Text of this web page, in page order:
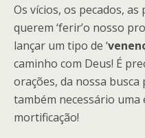
Os vícios, os pecados,
querem ‘ferir’o nosso
lançar um tipo de ‘
caminho com Deus! É
orações, da nossa
também necessário uma
mortificação!